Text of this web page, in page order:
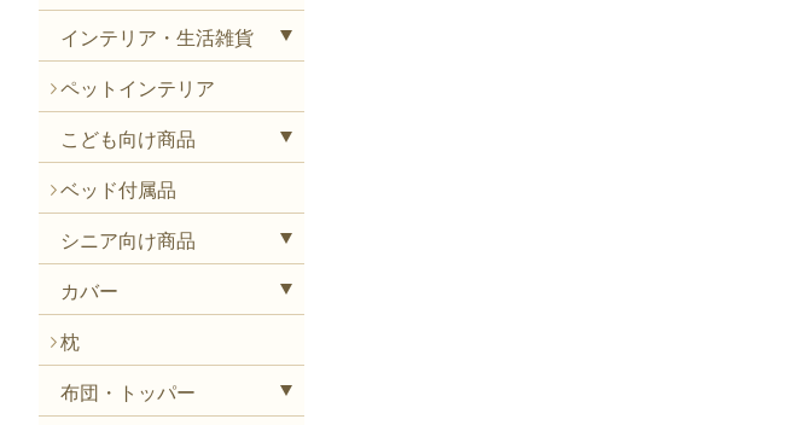
インテリア・生活雑貨
ペットインテリア
こども向け商品
ベッド付属品
シニア向け商品
カバー
枕
布団・トッパー